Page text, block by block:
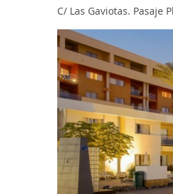
C/ Las Gaviotas. Pasaje